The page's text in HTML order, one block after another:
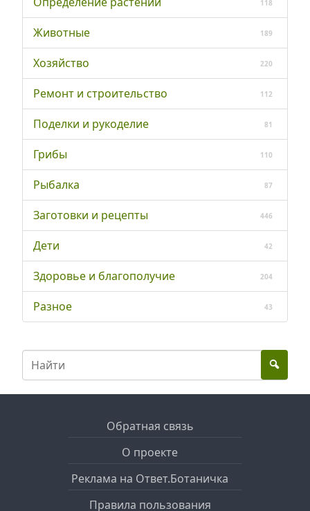
118
Животные 189
Хозяйство 220
Ремонт и строительство 112
Поделки и рукоделие 81
Грибы 110
Рыбалка 87
Заготовки и рецепты 446
Дети 42
Здоровье и благополучие 204
Разное 43
Обратная связь
О проекте
Реклама на Ответ.Ботаничка
Правила пользования